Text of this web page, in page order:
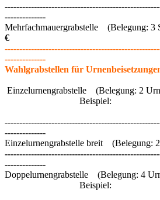
--------------
Mehrfachmauergrabstelle (Belegung: 3
€
--------------
Wahlgrabstellen für
Einzelurnengrabstelle (Belegung: 2
Beispiel:
--------------
Einzelurnengrabstelle breit (Belegung:
--------------
Doppelurnengrabstelle (Belegung: 4
Beispiel: